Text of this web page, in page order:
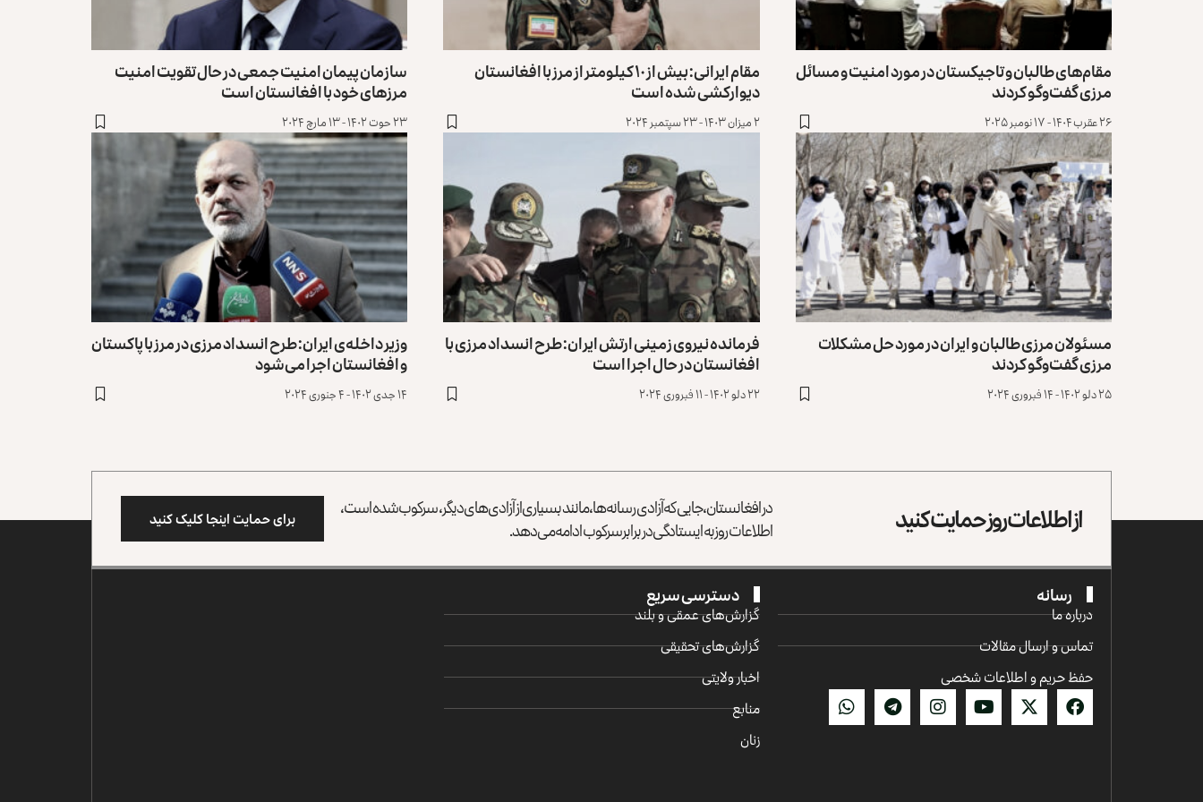
مقام‌های طالبان و تاجیکستان در مورد امنیت و مسائل
مرزی گفت‌وگو کردند
۲۶ عقرب ۱۴۰۴ - ۱۷ نومبر ۲۰۲۵
مقام ایرانی: بیش از ۱۰ کیلومتر از مرز با افغانستان
دیوارکشی شده است
۲ میزان ۱۴۰۳ - ۲۳ سپتمبر ۲۰۲۴
سازمان پیمان امنیت جمعی در حال تقویت امنیت
مرزهای خود با افغانستان است
۲۳ حوت ۱۴۰۲ - ۱۳ مارچ ۲۰۲۴
مسئولان مرزی طالبان و ایران در مورد حل مشکلات
مرزی گفت‌وگو کردند
۲۵ دلو ۱۴۰۲ - ۱۴ فبروری ۲۰۲۴
فرمانده نیروی زمینی ارتش ایران: طرح انسداد مرزی با
افغانستان در حال اجرا است
۲۲ دلو ۱۴۰۲ - ۱۱ فبروری ۲۰۲۴
وزیر داخله‌‌ی ایران: طرح انسداد مرزی در مرز با پاکستان
و افغانستان اجرا می‌شود
۱۴ جدی ۱۴۰۲ - ۴ جنوری ۲۰۲۴
از اطلاعات روز حمایت کنید در افغانستان، جایی که آزادی رسانه‌ها، مانند بسیاری از آزادی‌های دیگر، سرکوب شده است،
اطلاعات روز به ایستادگی در برابر سرکوب ادامه می‌دهد. برای حمایت اینجا کلیک کنید
رسانه
درباره ما
تماس و ارسال مقالات
حفظ حریم و اطلاعات شخصی
دسترسی سریع
گزارش‌‌های عمقی و بلند
گزارش‌های تحقیقی
اخبار ولایتی
منابع
زنان